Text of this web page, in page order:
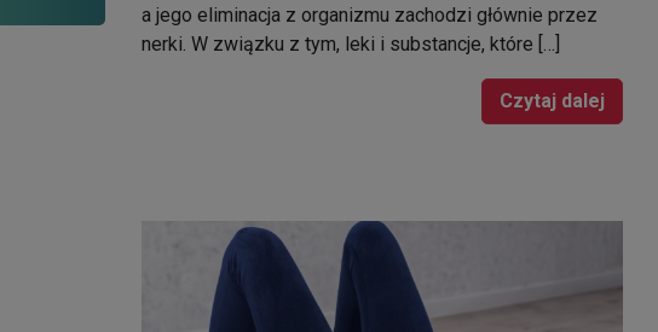
a jego eliminacja z organizmu zachodzi głównie przez
nerki. W związku z tym, leki i substancje, które […]
Czytaj dalej